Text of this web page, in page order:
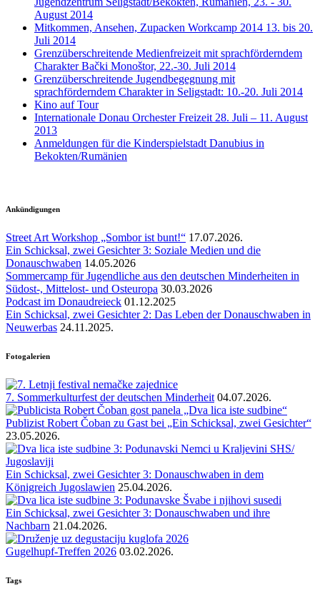
August 2014
Mitkommen, Ansehen, Zupacken Workcamp 2014 13. bis 20.
Juli 2014
Grenzüberschreitende Medienfreizeit mit sprachförderndem
Charakter Bački Monoštor, 22.-30. Juli 2014
Grenzüberschreitende Jugendbegegnung mit
sprachförderndem Charakter in Seligstadt: 10.-20. Juli 2014
Kino auf Tour
Internationale Donau Orchester Freizeit 28. Juli – 11. August
2013
Anmeldungen für die Kinderspielstadt Danubius in
Bekokten/Rumänien
Ankündigungen
Street Art Workshop „Sombor ist bunt!“ 17.07.2026.
Ein Schicksal, zwei Gesichter 3: Soziale Medien und die
Donauschwaben 14.05.2026
Sommercamp für Jugendliche aus den deutschen Minderheiten in
Südost-, Mittelost- und Osteuropa 30.03.2026
Podcast im Donaudreieck 01.12.2025
Ein Schicksal, zwei Gesichter 2: Das Leben der Donauschwaben in
Neuwerbas 24.11.2025.
Fotogalerien
7. Sommerkulturfest der deutschen Minderheit 04.07.2026.
Publizist Robert Čoban zu Gast bei „Ein Schicksal, zwei Gesichter“
23.05.2026.
Ein Schicksal, zwei Gesichter 3: Donauschwaben in dem
Königreich Jugoslawien 25.04.2026.
Ein Schicksal, zwei Gesichter 3: Donauschwaben und ihre
Nachbarn 21.04.2026.
Gugelhupf-Treffen 2026 03.02.2026.
Tags